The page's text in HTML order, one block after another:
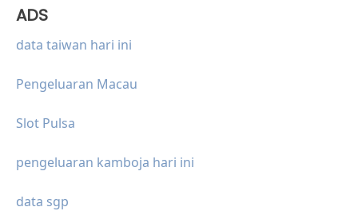
ADS
data taiwan hari ini
Pengeluaran Macau
Slot Pulsa
pengeluaran kamboja hari ini
data sgp